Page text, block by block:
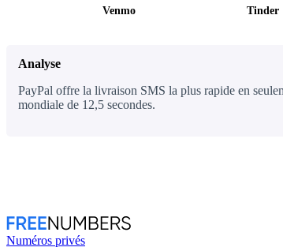
Venmo Tinder
Analyse
PayPal offre la livraison SMS la plus rapide en
mondiale de 12,5 secondes.
Numéros privés